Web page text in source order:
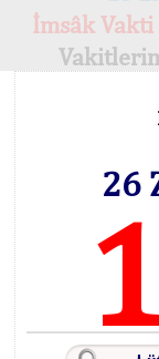
İmsâk
26